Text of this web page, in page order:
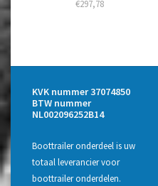
€297,78
KVK nummer 37074850
BTW nummer
NL002096252B14
Boottrailer onderdeel is uw
totaal leverancier voor
boottrailer onderdelen.